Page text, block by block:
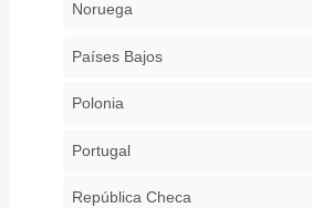
Noruega
Países Bajos
Polonia
Portugal
República Checa